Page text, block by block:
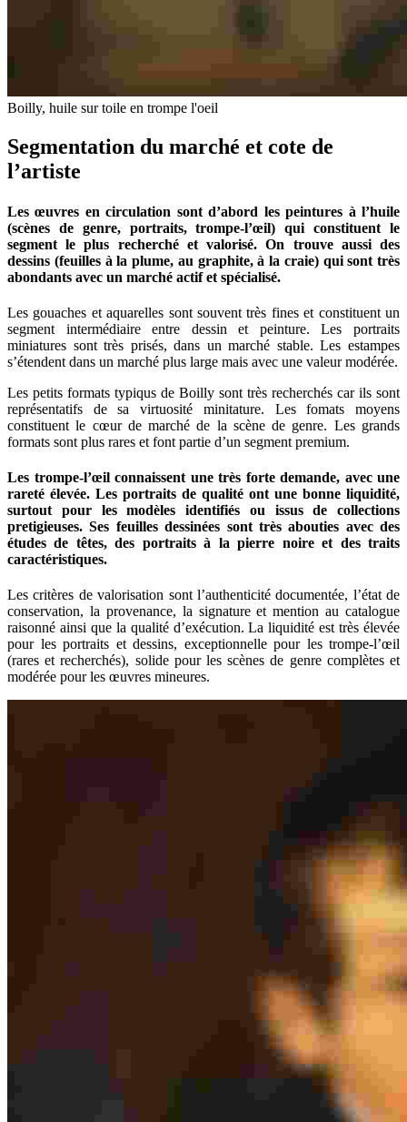
Boilly, huile sur toile en trompe l'oeil
Segmentation du marché et cote de
l’artiste
Les œuvres en circulation sont d’abord les peintures à l’huile
(scènes de genre, portraits, trompe-l’œil) qui constituent le
segment le plus recherché et valorisé. On trouve aussi des
dessins (feuilles à la plume, au graphite, à la craie) qui sont très
abondants avec un marché actif et spécialisé.
Les gouaches et aquarelles sont souvent très fines et constituent un
segment intermédiaire entre dessin et peinture. Les portraits
miniatures sont très prisés, dans un marché stable. Les estampes
s’étendent dans un marché plus large mais avec une valeur modérée.
Les petits formats typiqus de Boilly sont très recherchés car ils sont
représentatifs de sa virtuosité minitature. Les fomats moyens
constituent le cœur de marché de la scène de genre. Les grands
formats sont plus rares et font partie d’un segment premium.
Les trompe-l’œil connaissent une très forte demande, avec une
rareté élevée. Les portraits de qualité ont une bonne liquidité,
surtout pour les modèles identifiés ou issus de collections
pretigieuses. Ses feuilles dessinées sont très abouties avec des
études de têtes, des portraits à la pierre noire et des traits
caractéristiques.
Les critères de valorisation sont l’authenticité documentée, l’état de
conservation, la provenance, la signature et mention au catalogue
raisonné ainsi que la qualité d’exécution. La liquidité est très élevée
pour les portraits et dessins, exceptionnelle pour les trompe-l’œil
(rares et recherchés), solide pour les scènes de genre complètes et
modérée pour les œuvres mineures.